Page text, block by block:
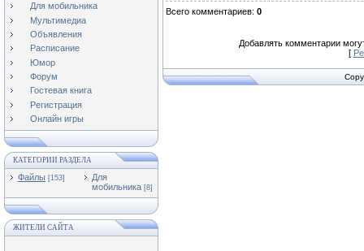
Для мобильника
Мультимедиа
Объявления
Расписание
Юмор
Форум
Гостевая книга
Регистрация
Онлайн игры
КАТЕГОРИИ РАЗДЕЛА
Файлы [153]
Для
мобильника [8]
ЖИТЕЛИ САЙТА
Всего комментариев: 0
Добавлять комментарии
[